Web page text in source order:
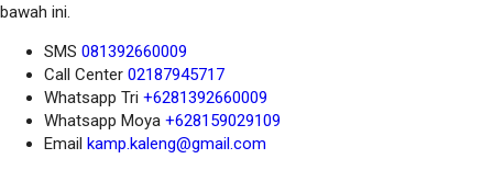
bawah ini.
SMS 081392660009
Call Center 02187945717
Whatsapp Tri +6281392660009
Whatsapp Moya +628159029109
Email kamp.kaleng@gmail.com